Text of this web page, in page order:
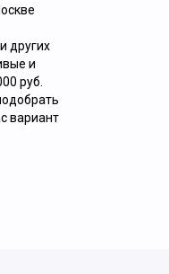
других
и
руб.
вариант